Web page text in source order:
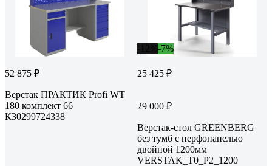
52 875 ₽
Верстак ПРАКТИК Profi WT
180 комплект 66
К30299724338
-7%
25 425 ₽
29 000 ₽
Верстак-стол GREENBERG
без тумб с перфопанелью
двойной 1200мм
VERSTAK_T0_P2_1200